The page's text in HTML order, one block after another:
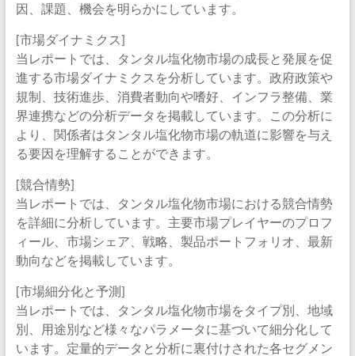
因、課題、機会を明らかにしています。
[市場ダイナミクス]
当レポートでは、タンタル塩化物市場の成長と発展を促
進する市場ダイナミクスを分析しています。政府政策や
規制、技術進歩、消費者動向や嗜好、インフラ整備、業
界連携などの分析データを掲載しています。この分析に
より、関係者はタンタル塩化物市場の軌道に影響を与え
る要因を理解することができます。
[競合情勢]
当レポートでは、タンタル塩化物市場における競合情勢
を詳細に分析しています。主要市場プレイヤーのプロフ
ィール、市場シェア、戦略、製品ポートフォリオ、最新
動向などを掲載しています。
[市場細分化と予測]
当レポートでは、タンタル塩化物市場をタイプ別、地域
別、用途別など様々なパラメータに基づいて細分化して
います。定量的データと分析に裏付けされた各セグメン